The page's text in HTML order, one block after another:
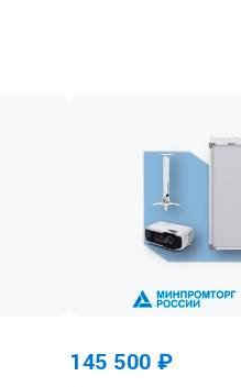
145 500 ₽